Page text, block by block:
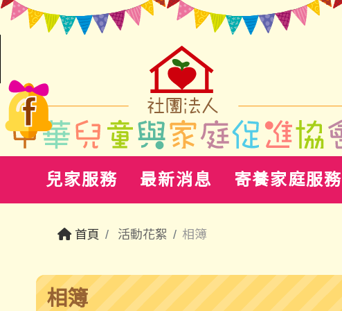
兒家服務 最新消息 寄養家庭服務
首頁 活動花絮 相簿
相簿